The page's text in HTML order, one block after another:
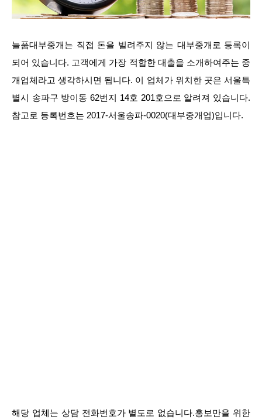
늘품대부중개는 직접 돈을 빌려주지 않는 대부중개로 등록이
되어 있습니다. 고객에게 가장 적합한 대출을 소개하여주는 중
개업체라고 생각하시면 됩니다. 이 업체가 위치한 곳은 서울특
별시 송파구 방이동 62번지 14호 201호으로 알려져 있습니다.
참고로 등록번호는 2017-서울송파-0020(대부중개업)입니다.
해당 업체는 상담 전화번호가 별도로 없습니다.홍보만을 위한